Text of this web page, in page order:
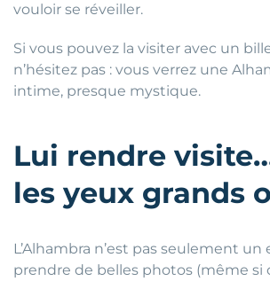
vouloir se réveiller.
Si vous pouvez la visiter avec un
n’hésitez pas : vous verrez une
intime, presque mystique.
Lui rendre
les yeux grands
L’Alhambra n’est pas seulement
prendre de belles photos (même si